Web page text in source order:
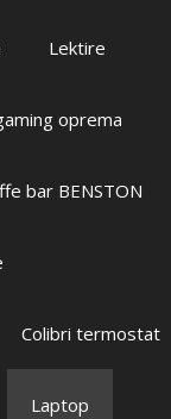
Lektire
oprema
bar BENSTON
Colibri termostat
Laptop